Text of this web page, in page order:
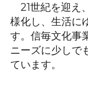
21世紀を迎え
様化し、生活に
す。信毎文化事
ニーズに少しで
ています。